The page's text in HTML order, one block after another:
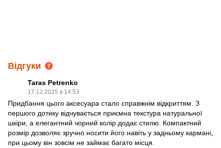
Відгуки 7
Taras Petrenko
17.12.2025 в 14:53
Придбання цього аксесуара стало справжнім відкриттям. З
першого дотику відчувається приємна текстура натуральної
шкіри, а елегантний чорний колір додає стилю. Компактний
розмір дозволяє зручно носити його навіть у задньому кармані,
при цьому він зовсім не займає багато місця.